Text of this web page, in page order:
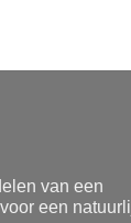
van een
een